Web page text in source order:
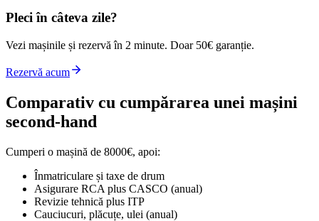
Pleci în câteva zile?
Vezi mașinile și rezervă în 2 minute. Doar 50€ garanție.
Rezervă acum
Comparativ cu cumpărarea unei mașini
second-hand
Cumperi o mașină de 8000€, apoi:
Înmatriculare și taxe de drum
Asigurare RCA plus CASCO (anual)
Revizie tehnică plus ITP
Cauciucuri, plăcuțe, ulei (anual)